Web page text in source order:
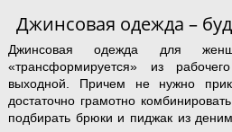
Джинсовая одежда –
Джинсовая одежда для
«трансформируется» из
выходной. Причем не нужно
достаточно грамотно
подбирать брюки и пиджак из